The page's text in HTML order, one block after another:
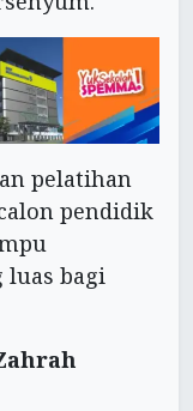
pelatihan
pendidik
bagi